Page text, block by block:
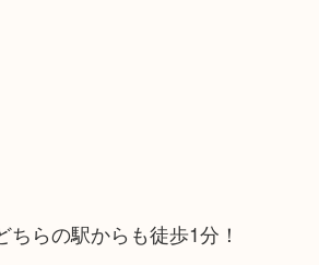
らの駅からも徒歩1分！